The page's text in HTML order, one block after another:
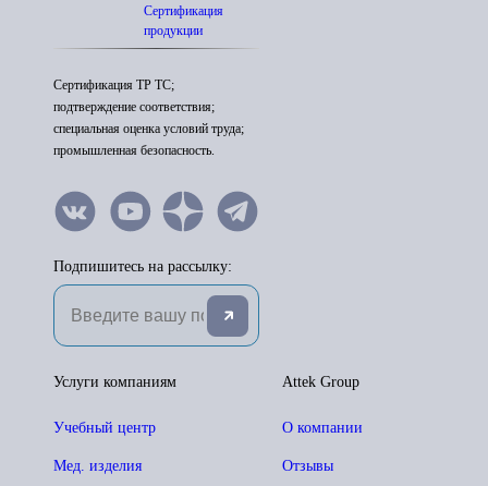
Сертификация
продукции
Сертификация ТР ТС;
подтверждение соответствия;
специальная оценка условий труда;
промышленная безопасность.
Подпишитесь на рассылку:
Attek Group
О компании
Отзывы
Услуги компаниям
Учебный центр
Мед. изделия